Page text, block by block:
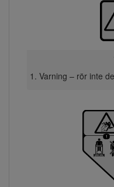
Varning – rör inte